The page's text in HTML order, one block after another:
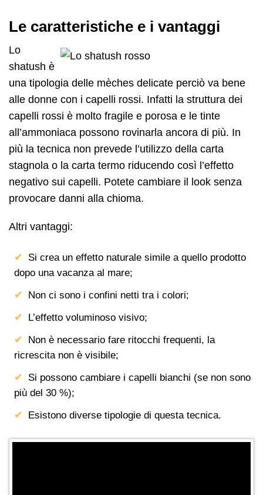
Le caratteristiche e i vantaggi
Lo
shatush è
una tipologia delle mèches delicate perciò va bene
alle donne con i capelli rossi. Infatti la struttura dei
capelli rossi è molto fragile e porosa e le tinte
all’ammoniaca possono rovinarla ancora di più. In
più la tecnica non prevede l’utilizzo della carta
stagnola o la carta termo riducendo così l’effetto
negativo sui capelli. Potete cambiare il look senza
provocare danni alla chioma.
Altri vantaggi:
Si crea un effetto naturale simile a quello prodotto
dopo una vacanza al mare;
Non ci sono i confini netti tra i colori;
L’effetto voluminoso visivo;
Non è necessario fare ritocchi frequenti, la
ricrescita non è visibile;
Si possono cambiare i capelli bianchi (se non sono
più del 30 %);
Esistono diverse tipologie di questa tecnica.